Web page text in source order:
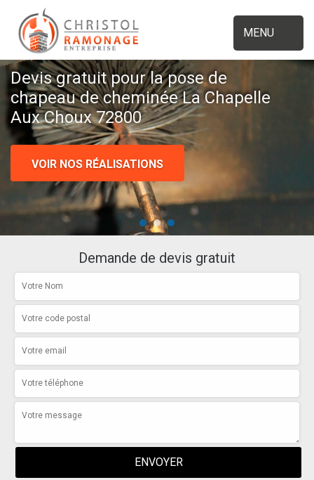
MENU
Devis gratuit pour la pose de
chapeau de cheminée La Chapelle
Aux Choux 72800
VOIR NOS RÉALISATIONS
Demande de devis gratuit